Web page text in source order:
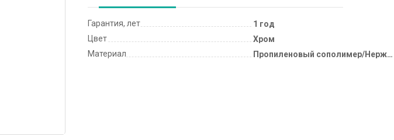
Гарантия, лет
1 год
Цвет
Хром
Материал
Пропиленовый сополимер/Нержавеющая сталь